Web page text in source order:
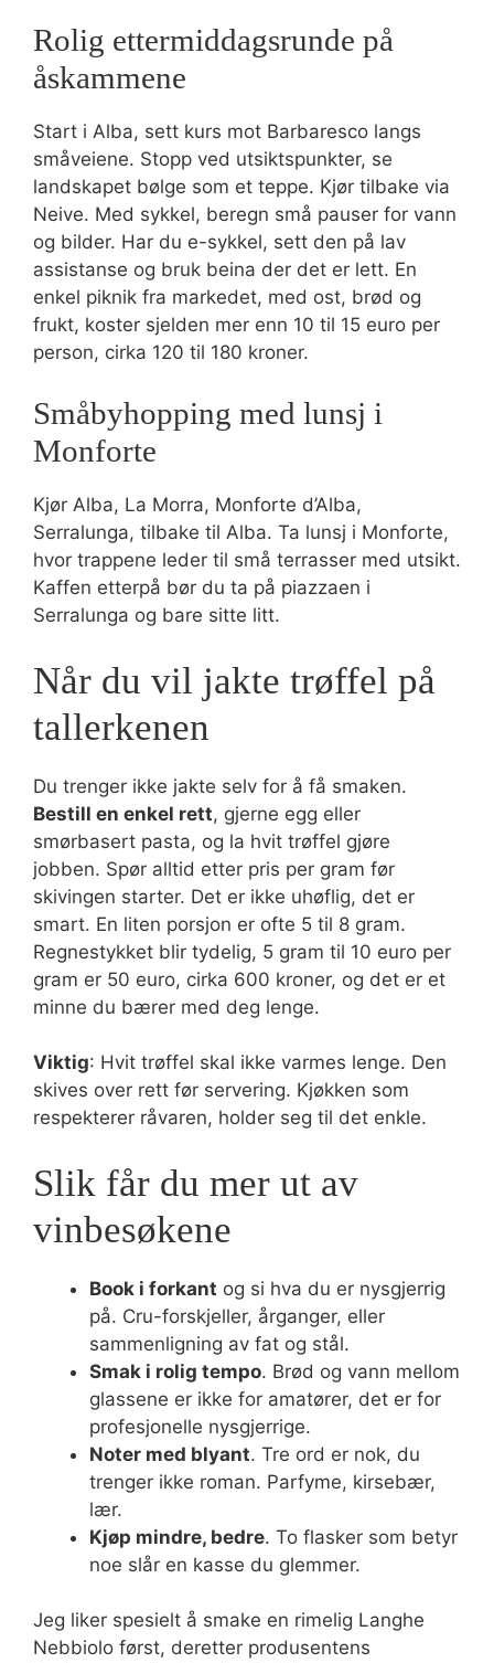
Rolig ettermiddagsrunde på
åskammene
Start i Alba, sett kurs mot Barbaresco langs
småveiene. Stopp ved utsiktspunkter, se
landskapet bølge som et teppe. Kjør tilbake via
Neive. Med sykkel, beregn små pauser for vann
og bilder. Har du e-sykkel, sett den på lav
assistanse og bruk beina der det er lett. En
enkel piknik fra markedet, med ost, brød og
frukt, koster sjelden mer enn 10 til 15 euro per
person, cirka 120 til 180 kroner.
Småbyhopping med lunsj i
Monforte
Kjør Alba, La Morra, Monforte d’Alba,
Serralunga, tilbake til Alba. Ta lunsj i Monforte,
hvor trappene leder til små terrasser med utsikt.
Kaffen etterpå bør du ta på piazzaen i
Serralunga og bare sitte litt.
Når du vil jakte trøffel på
tallerkenen
Du trenger ikke jakte selv for å få smaken.
Bestill en enkel rett, gjerne egg eller
smørbasert pasta, og la hvit trøffel gjøre
jobben. Spør alltid etter pris per gram før
skivingen starter. Det er ikke uhøflig, det er
smart. En liten porsjon er ofte 5 til 8 gram.
Regnestykket blir tydelig, 5 gram til 10 euro per
gram er 50 euro, cirka 600 kroner, og det er et
minne du bærer med deg lenge.
Viktig: Hvit trøffel skal ikke varmes lenge. Den
skives over rett før servering. Kjøkken som
respekterer råvaren, holder seg til det enkle.
Slik får du mer ut av
vinbesøkene
Book i forkant og si hva du er nysgjerrig
på. Cru-forskjeller, årganger, eller
sammenligning av fat og stål.
Smak i rolig tempo. Brød og vann mellom
glassene er ikke for amatører, det er for
profesjonelle nysgjerrige.
Noter med blyant. Tre ord er nok, du
trenger ikke roman. Parfyme, kirsebær,
lær.
Kjøp mindre, bedre. To flasker som betyr
noe slår en kasse du glemmer.
Jeg liker spesielt å smake en rimelig Langhe
Nebbiolo først, deretter produsentens